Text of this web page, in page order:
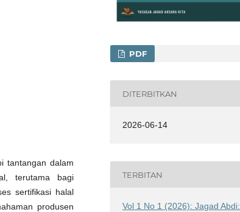
tantangan dalam
terutama bagi
sertifikasi halal
produsen
PDF
DITERBITKAN
2026-06-14
TERBITAN
Vol 1 No 1 (2026): Jagad Abdi: